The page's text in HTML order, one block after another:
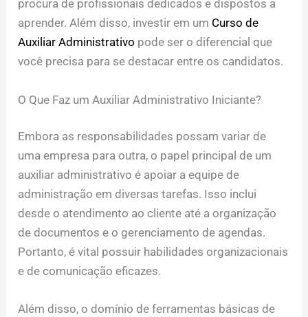
procura de profissionais dedicados e dispostos a
aprender. Além disso, investir em um Curso de
Auxiliar Administrativo pode ser o diferencial que
você precisa para se destacar entre os candidatos.
O Que Faz um Auxiliar Administrativo Iniciante?
Embora as responsabilidades possam variar de
uma empresa para outra, o papel principal de um
auxiliar administrativo é apoiar a equipe de
administração em diversas tarefas. Isso inclui
desde o atendimento ao cliente até a organização
de documentos e o gerenciamento de agendas.
Portanto, é vital possuir habilidades organizacionais
e de comunicação eficazes.
Além disso, o domínio de ferramentas básicas de